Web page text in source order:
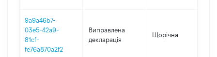
9a9a46b7-
03e5-42a9-
81cf-
fe76a870a2f2
Виправлена
декларація
Щорічна